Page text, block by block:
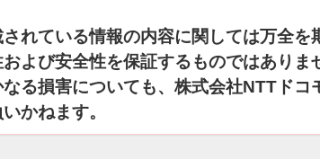
れている情報の内容に関しては万全を
よび安全性を保証するものではありま
る損害についても、株式会社NTTドコ
かねます。